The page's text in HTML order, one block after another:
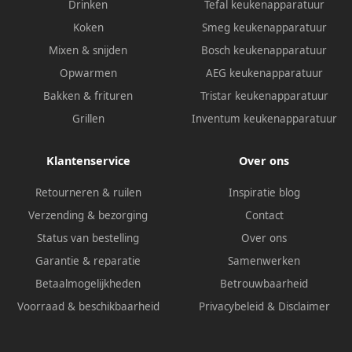
sportschoolgebruik
duurzame constructie e
Drinken
Koken
Mixen & snijden
Opwarmen
Bakken & frituren
Grillen
Tefal keukenapparatuur
Smeg keukenapparatuur
Bosch keukenapparatuur
AEG keukenapparatuur
Tristar keukenapparatuur
Inventum keukenapparatuur
Klantenservice
Retourneren & ruilen
Verzending & bezorging
Status van bestelling
Garantie & reparatie
Betaalmogelijkheden
Voorraad & beschikbaarheid
Over ons
Inspiratie blog
Contact
Over ons
Samenwerken
Betrouwbaarheid
Privacybeleid & Disclaimer